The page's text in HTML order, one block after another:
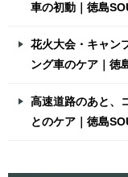
車の初動｜徳島
花火大会・キャン
ング車のケア｜徳
高速道路のあと、
とのケア｜徳島